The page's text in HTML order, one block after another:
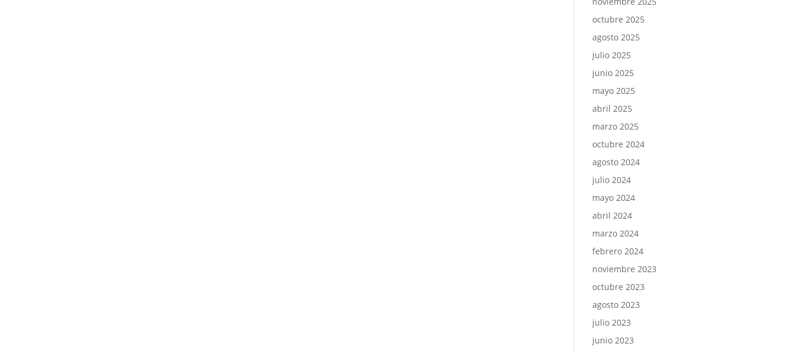
octubre 2025
agosto 2025
julio 2025
junio 2025
mayo 2025
abril 2025
marzo 2025
octubre 2024
agosto 2024
julio 2024
mayo 2024
abril 2024
marzo 2024
febrero 2024
noviembre 2023
octubre 2023
agosto 2023
julio 2023
junio 2023